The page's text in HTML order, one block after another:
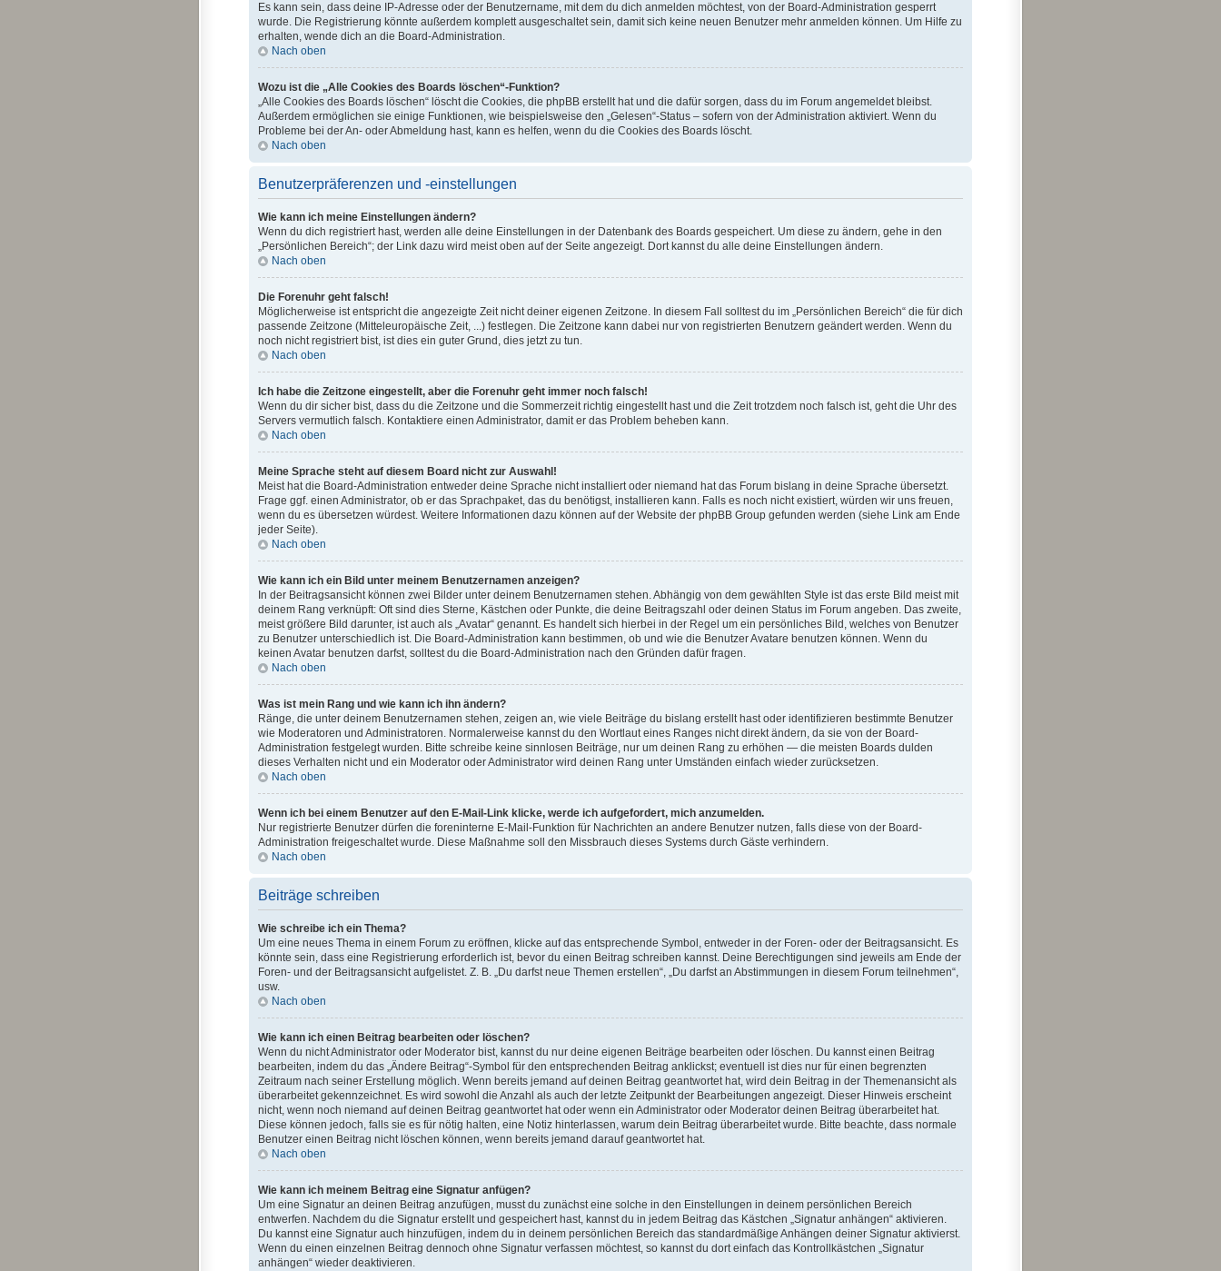
Es kann sein, dass deine IP-Adresse oder der Benutzername, mit dem du dich anmelden möchtest, von der Board-Administration gesperrt
wurde. Die Registrierung könnte außerdem komplett ausgeschaltet sein, damit sich keine neuen Benutzer mehr anmelden können. Um Hilfe zu
erhalten, wende dich an die Board-Administration.
Nach oben
Wozu ist die „Alle Cookies des Boards löschen“-Funktion?
„Alle Cookies des Boards löschen“ löscht die Cookies, die phpBB erstellt hat und die dafür sorgen, dass du im Forum angemeldet bleibst.
Außerdem ermöglichen sie einige Funktionen, wie beispielsweise den „Gelesen“-Status – sofern von der Administration aktiviert. Wenn du
Probleme bei der An- oder Abmeldung hast, kann es helfen, wenn du die Cookies des Boards löscht.
Nach oben
Benutzerpräferenzen und -einstellungen
Wie kann ich meine Einstellungen ändern?
Wenn du dich registriert hast, werden alle deine Einstellungen in der Datenbank des Boards gespeichert. Um diese zu ändern, gehe in den
„Persönlichen Bereich“; der Link dazu wird meist oben auf der Seite angezeigt. Dort kannst du alle deine Einstellungen ändern.
Nach oben
Die Forenuhr geht falsch!
Möglicherweise ist entspricht die angezeigte Zeit nicht deiner eigenen Zeitzone. In diesem Fall solltest du im „Persönlichen Bereich“ die für dich
passende Zeitzone (Mitteleuropäische Zeit, ...) festlegen. Die Zeitzone kann dabei nur von registrierten Benutzern geändert werden. Wenn du
noch nicht registriert bist, ist dies ein guter Grund, dies jetzt zu tun.
Nach oben
Ich habe die Zeitzone eingestellt, aber die Forenuhr geht immer noch falsch!
Wenn du dir sicher bist, dass du die Zeitzone und die Sommerzeit richtig eingestellt hast und die Zeit trotzdem noch falsch ist, geht die Uhr des
Servers vermutlich falsch. Kontaktiere einen Administrator, damit er das Problem beheben kann.
Nach oben
Meine Sprache steht auf diesem Board nicht zur Auswahl!
Meist hat die Board-Administration entweder deine Sprache nicht installiert oder niemand hat das Forum bislang in deine Sprache übersetzt.
Frage ggf. einen Administrator, ob er das Sprachpaket, das du benötigst, installieren kann. Falls es noch nicht existiert, würden wir uns freuen,
wenn du es übersetzen würdest. Weitere Informationen dazu können auf der Website der phpBB Group gefunden werden (siehe Link am Ende
jeder Seite).
Nach oben
Wie kann ich ein Bild unter meinem Benutzernamen anzeigen?
In der Beitragsansicht können zwei Bilder unter deinem Benutzernamen stehen. Abhängig von dem gewählten Style ist das erste Bild meist mit
deinem Rang verknüpft: Oft sind dies Sterne, Kästchen oder Punkte, die deine Beitragszahl oder deinen Status im Forum angeben. Das zweite,
meist größere Bild darunter, ist auch als „Avatar“ genannt. Es handelt sich hierbei in der Regel um ein persönliches Bild, welches von Benutzer
zu Benutzer unterschiedlich ist. Die Board-Administration kann bestimmen, ob und wie die Benutzer Avatare benutzen können. Wenn du
keinen Avatar benutzen darfst, solltest du die Board-Administration nach den Gründen dafür fragen.
Nach oben
Was ist mein Rang und wie kann ich ihn ändern?
Ränge, die unter deinem Benutzernamen stehen, zeigen an, wie viele Beiträge du bislang erstellt hast oder identifizieren bestimmte Benutzer
wie Moderatoren und Administratoren. Normalerweise kannst du den Wortlaut eines Ranges nicht direkt ändern, da sie von der Board-
Administration festgelegt wurden. Bitte schreibe keine sinnlosen Beiträge, nur um deinen Rang zu erhöhen — die meisten Boards dulden
dieses Verhalten nicht und ein Moderator oder Administrator wird deinen Rang unter Umständen einfach wieder zurücksetzen.
Nach oben
Wenn ich bei einem Benutzer auf den E-Mail-Link klicke, werde ich aufgefordert, mich anzumelden.
Nur registrierte Benutzer dürfen die foreninterne E-Mail-Funktion für Nachrichten an andere Benutzer nutzen, falls diese von der Board-
Administration freigeschaltet wurde. Diese Maßnahme soll den Missbrauch dieses Systems durch Gäste verhindern.
Nach oben
Beiträge schreiben
Wie schreibe ich ein Thema?
Um eine neues Thema in einem Forum zu eröffnen, klicke auf das entsprechende Symbol, entweder in der Foren- oder der Beitragsansicht. Es
könnte sein, dass eine Registrierung erforderlich ist, bevor du einen Beitrag schreiben kannst. Deine Berechtigungen sind jeweils am Ende der
Foren- und der Beitragsansicht aufgelistet. Z. B. „Du darfst neue Themen erstellen“, „Du darfst an Abstimmungen in diesem Forum teilnehmen“,
usw.
Nach oben
Wie kann ich einen Beitrag bearbeiten oder löschen?
Wenn du nicht Administrator oder Moderator bist, kannst du nur deine eigenen Beiträge bearbeiten oder löschen. Du kannst einen Beitrag
bearbeiten, indem du das „Ändere Beitrag“-Symbol für den entsprechenden Beitrag anklickst; eventuell ist dies nur für einen begrenzten
Zeitraum nach seiner Erstellung möglich. Wenn bereits jemand auf deinen Beitrag geantwortet hat, wird dein Beitrag in der Themenansicht als
überarbeitet gekennzeichnet. Es wird sowohl die Anzahl als auch der letzte Zeitpunkt der Bearbeitungen angezeigt. Dieser Hinweis erscheint
nicht, wenn noch niemand auf deinen Beitrag geantwortet hat oder wenn ein Administrator oder Moderator deinen Beitrag überarbeitet hat.
Diese können jedoch, falls sie es für nötig halten, eine Notiz hinterlassen, warum dein Beitrag überarbeitet wurde. Bitte beachte, dass normale
Benutzer einen Beitrag nicht löschen können, wenn bereits jemand darauf geantwortet hat.
Nach oben
Wie kann ich meinem Beitrag eine Signatur anfügen?
Um eine Signatur an deinen Beitrag anzufügen, musst du zunächst eine solche in den Einstellungen in deinem persönlichen Bereich
entwerfen. Nachdem du die Signatur erstellt und gespeichert hast, kannst du in jedem Beitrag das Kästchen „Signatur anhängen“ aktivieren.
Du kannst eine Signatur auch hinzufügen, indem du in deinem persönlichen Bereich das standardmäßige Anhängen deiner Signatur aktivierst.
Wenn du einen einzelnen Beitrag dennoch ohne Signatur verfassen möchtest, so kannst du dort einfach das Kontrollkästchen „Signatur
anhängen“ wieder deaktivieren.